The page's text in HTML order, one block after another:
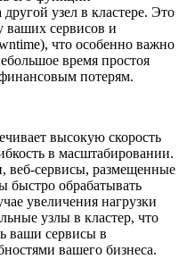
узел в кластере. Это
ваших сервисов и
что особенно важно
время простоя
потерям.
высокую скорость
в масштабировании.
веб-сервисы, размещенные
быстро обрабатывать
увеличения нагрузки
узлы в кластер, что
ваши сервисы в
вашего бизнеса.